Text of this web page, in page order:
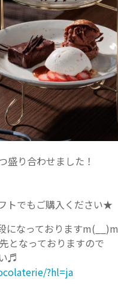
盛り合わせました！
トでもご購入ください★
になっておりますm(__)m
となっておりますので
♬
?hl=ja